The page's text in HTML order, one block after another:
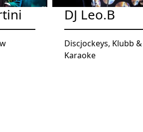
DJ Leo.B
Discjockeys, Klubb &
Karaoke